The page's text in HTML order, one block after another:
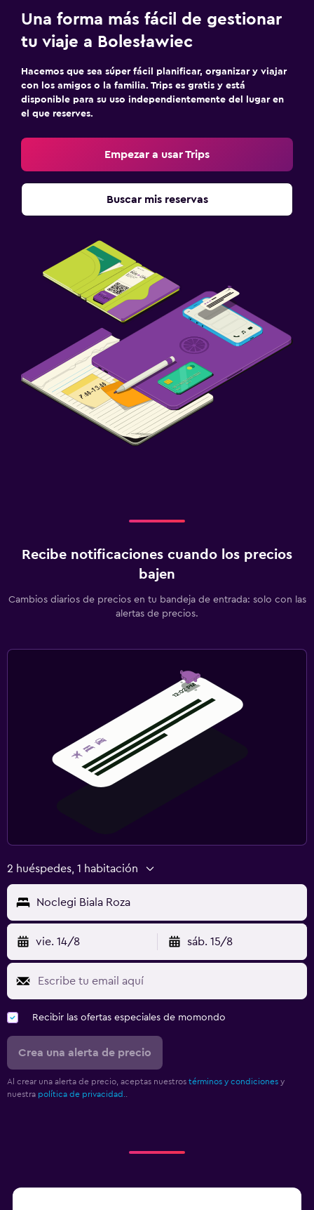
Servicio de habitaciones
Botella de agua
Check-in/check-out privado
Comedor
La comida se puede entregar en el alojamiento
Actividades
Juegos de mesa/rompecabezas
Ping pong
Plancha y tabla de planchar
Zona de trabajo
Fax/fotocopiadora
Una forma más fácil de gestionar
tu viaje a Bolesławiec
Hacemos que sea súper fácil planificar, organizar y viajar
con los amigos o la familia. Trips es gratis y está
disponible para su uso independientemente del lugar en
el que reserves.
Empezar a usar Trips
Buscar mis reservas
Recibe notificaciones cuando los precios
bajen
Cambios diarios de precios en tu bandeja de entrada: solo con las
alertas de precios.
2 huéspedes, 1 habitación
Noclegi Biala Roza
vie. 14/8 sáb. 15/8
Recibir las ofertas especiales de momondo
Crea una alerta de precio
Al crear una alerta de precio, aceptas nuestros términos y condiciones y
nuestra política de privacidad.